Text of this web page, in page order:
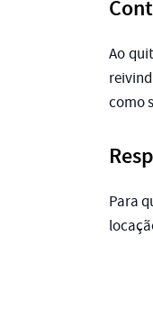
Ao
como
Para